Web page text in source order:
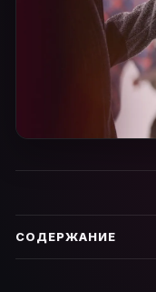
СОДЕРЖАНИЕ